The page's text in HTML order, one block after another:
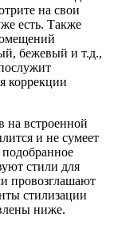
на свои
есть. Также
бежевый и т.д.,
коррекции
на встроенной
и не сумеет
подобранное
стили для
провозглашают
стилизации
ниже.